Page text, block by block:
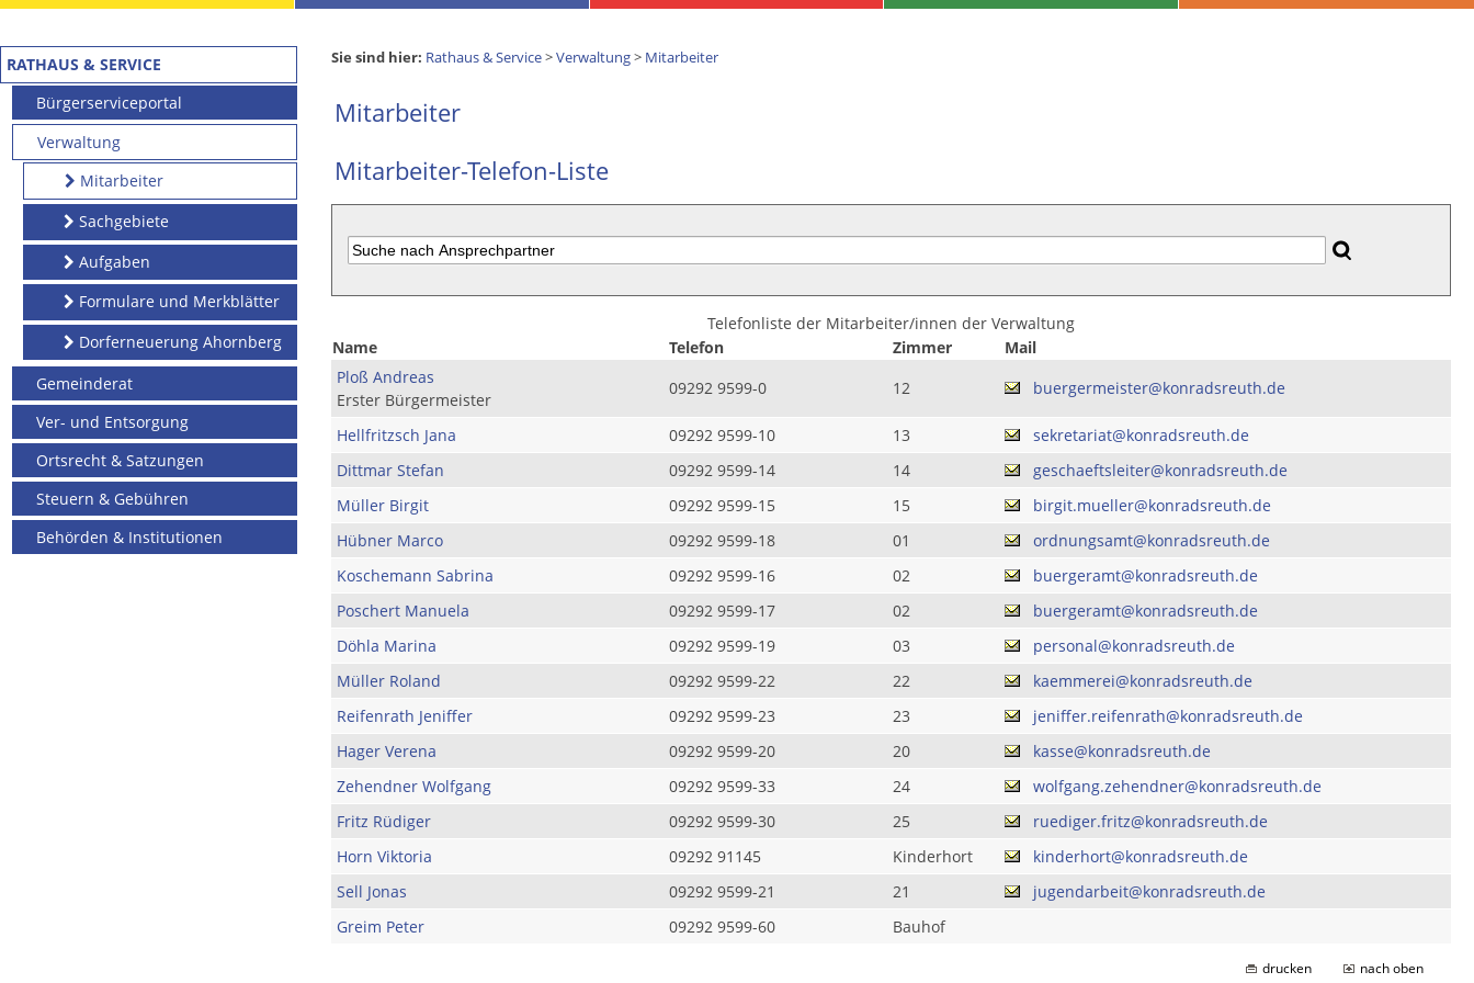
RATHAUS & SERVICE
Bürgerserviceportal
Verwaltung
Mitarbeiter
Sachgebiete
Aufgaben
Formulare und Merkblätter
Dorferneuerung Ahornberg
Gemeinderat
Ver- und Entsorgung
Ortsrecht & Satzungen
Steuern & Gebühren
Behörden & Institutionen
Sie sind hier: Rathaus & Service>Verwaltung> Mitarbeiter
Mitarbeiter
Mitarbeiter-Telefon-Liste
Telefonliste der Mitarbeiter/innen der Verwaltung
Name
Telefon Zimmer
Mail
Ploß Andreas
Erster Bürgermeister
09292 9599-0 12 buergermeister@konradsreuth.de
Hellfritzsch Jana 09292 9599-10 13
sekretariat@konradsreuth.de
Dittmar Stefan
09292 9599-14 14
geschaeftsleiter@konradsreuth.de
Müller Birgit
09292 9599-15 15
birgit.mueller@konradsreuth.de
Hübner Marco
09292 9599-18 01
ordnungsamt@konradsreuth.de
Koschemann Sabrina
09292 9599-16 02
buergeramt@konradsreuth.de
Poschert Manuela
09292 9599-17 02
buergeramt@konradsreuth.de
Döhla Marina
09292 9599-19 03
personal@konradsreuth.de
Müller Roland
09292 9599-22 22
kaemmerei@konradsreuth.de
Reifenrath Jeniffer
09292 9599-23 23
jeniffer.reifenrath@konradsreuth.de
Hager Verena
09292 9599-20 20
kasse@konradsreuth.de
Zehendner Wolfgang
09292 9599-33 24
wolfgang.zehendner@konradsreuth.de
Fritz Rüdiger
09292 9599-30 25
ruediger.fritz@konradsreuth.de
Horn Viktoria
09292 91145 Kinderhort
kinderhort@konradsreuth.de
Sell Jonas
09292 9599-21 21
jugendarbeit@konradsreuth.de
Greim Peter
09292 9599-60 Bauhof
drucken nach oben